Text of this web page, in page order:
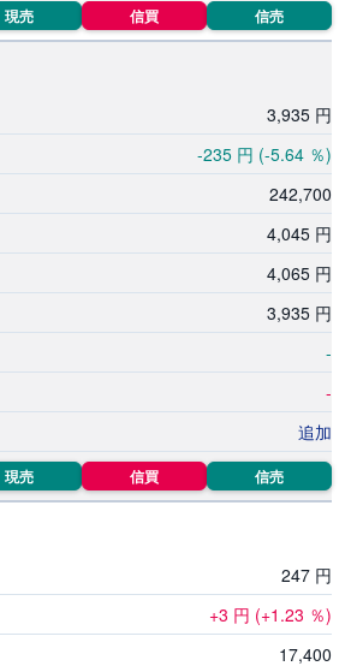
現売 信買 信売
3,935 円
-235 円 (-5.64 ％)
242,700
4,045 円
4,065 円
3,935 円
-
-
追加
現売 信買 信売
247 円
+3 円 (+1.23 ％)
17,400